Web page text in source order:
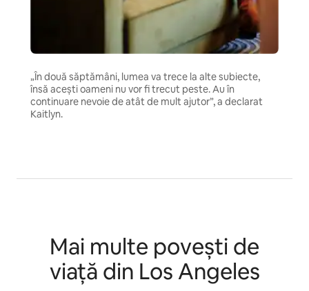
„În două săptămâni, lumea va trece la alte subiecte,
însă acești oameni nu vor fi trecut peste. Au în
continuare nevoie de atât de mult ajutor”, a declarat
Kaitlyn.
Mai multe povești de
viață din Los Angeles